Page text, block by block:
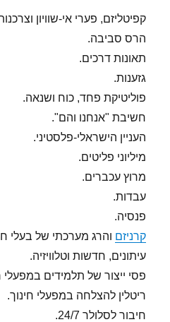
קפיטליזם, פערי אי-שוויון
הרס סביבה.
תאונות דרכים.
גזענות.
פוליטיקת פחד, כוח ושנאה.
חשיבת "אנחנו והם".
העניין הישראלי-פלסטיני.
מיליוני פליטים.
מרוץ עכברים.
עבדות.
פנסיה.
קרניזם והרג מערכתי של בעלי
עיתונים, חדשות וטלוויזיה.
פסי ייצור של תלמידים במפעלי
ריטלין להצלחה במפעלי חינוך.
חיבור לסלולר 24/7.